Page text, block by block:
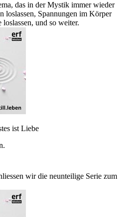
das in der Mystik immer wieder
loslassen, Spannungen im Körper
loslassen, und so weiter.
ist Liebe
wir die neunteilige Serie zum